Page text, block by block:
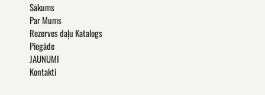
Sākums
Par Mums
Rezerves daļu Katalogs
Piegāde
JAUNUMI
Kontakti